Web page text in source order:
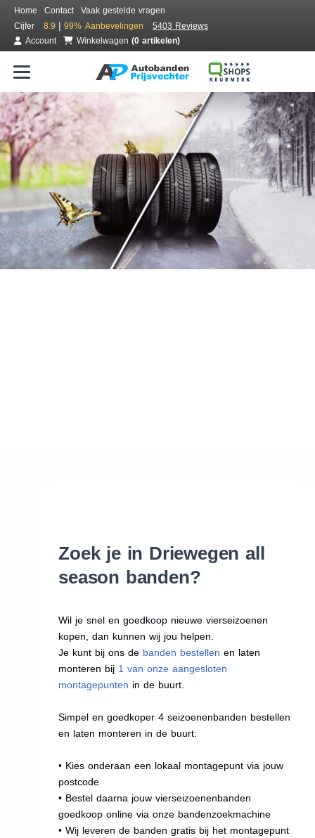
Home Contact
Vaak gestelde vragen
Cijfer
8.9 | 99% Aanbevelingen
5403 Reviews
Account
Winkelwagen (0 artikelen)
Bestel voordelig all season banden
Gratis bezorgd of montage bij jou in de buurt
Seizoen:
Merken:
Zoek je in Driewegen all
season banden?
Wil je snel en goedkoop nieuwe vierseizoenen
kopen, dan kunnen wij jou helpen.
Je kunt bij ons de banden bestellen en laten
monteren bij 1 van onze aangesloten
montagepunten in de buurt.
Simpel en goedkoper 4 seizoenenbanden bestellen
en laten monteren in de buurt:
• Kies onderaan een lokaal montagepunt via jouw
postcode
• Bestel daarna jouw vierseizoenenbanden
goedkoop online via onze bandenzoekmachine
• Wij leveren de banden gratis bij het montagepunt